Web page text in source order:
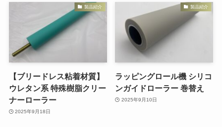
製品紹介
【ブリードレス粘着材質】
ウレタン系 特殊樹脂クリー
ナーローラー
2025年9月18日
製品紹介
ラッピングロール機 シリコ
ンガイドローラー 巻替え
2025年9月10日